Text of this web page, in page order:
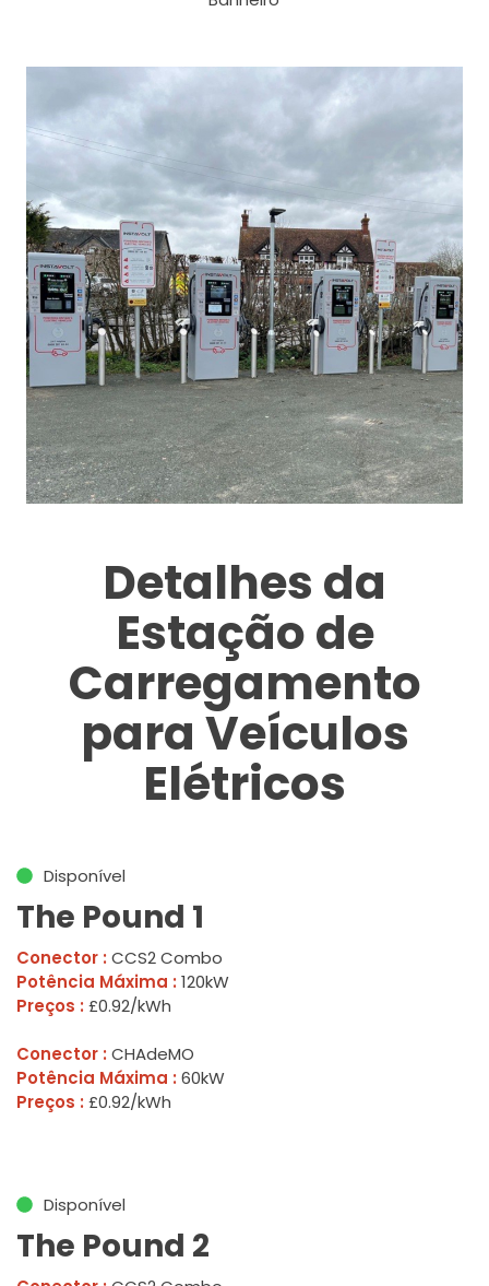
Detalhes da
Estação de
Carregamento
para Veículos
Elétricos
Disponível
The Pound 1
Conector : CCS2 Combo
Potência Máxima : 120kW
Preços : £0.92/kWh
Conector : CHAdeMO
Potência Máxima : 60kW
Preços : £0.92/kWh
Disponível
The Pound 2